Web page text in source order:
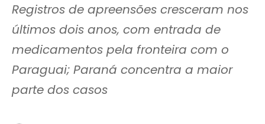
Registros de apreensões cresceram nos
últimos dois anos, com entrada de
medicamentos pela fronteira com o
Paraguai; Paraná concentra a maior
parte dos casos